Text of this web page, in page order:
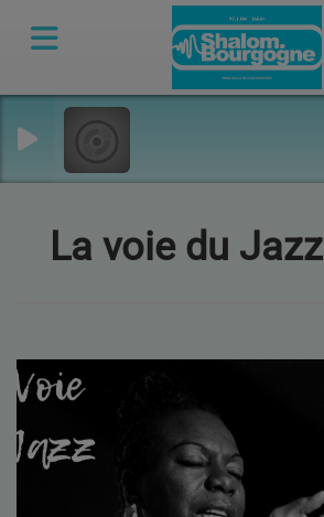
La voie du Jazz